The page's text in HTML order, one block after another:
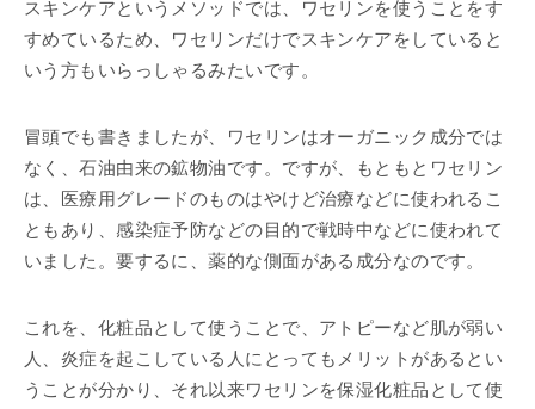
スキンケアというメソッドでは、ワセリンを使うことをす
すめているため、ワセリンだけでスキンケアをしていると
いう方もいらっしゃるみたいです。
冒頭でも書きましたが、ワセリンはオーガニック成分では
なく、石油由来の鉱物油です。ですが、もともとワセリン
は、医療用グレードのものはやけど治療などに使われるこ
ともあり、感染症予防などの目的で戦時中などに使われて
いました。要するに、薬的な側面がある成分なのです。
これを、化粧品として使うことで、アトピーなど肌が弱い
人、炎症を起こしている人にとってもメリットがあるとい
うことが分かり、それ以来ワセリンを保湿化粧品として使